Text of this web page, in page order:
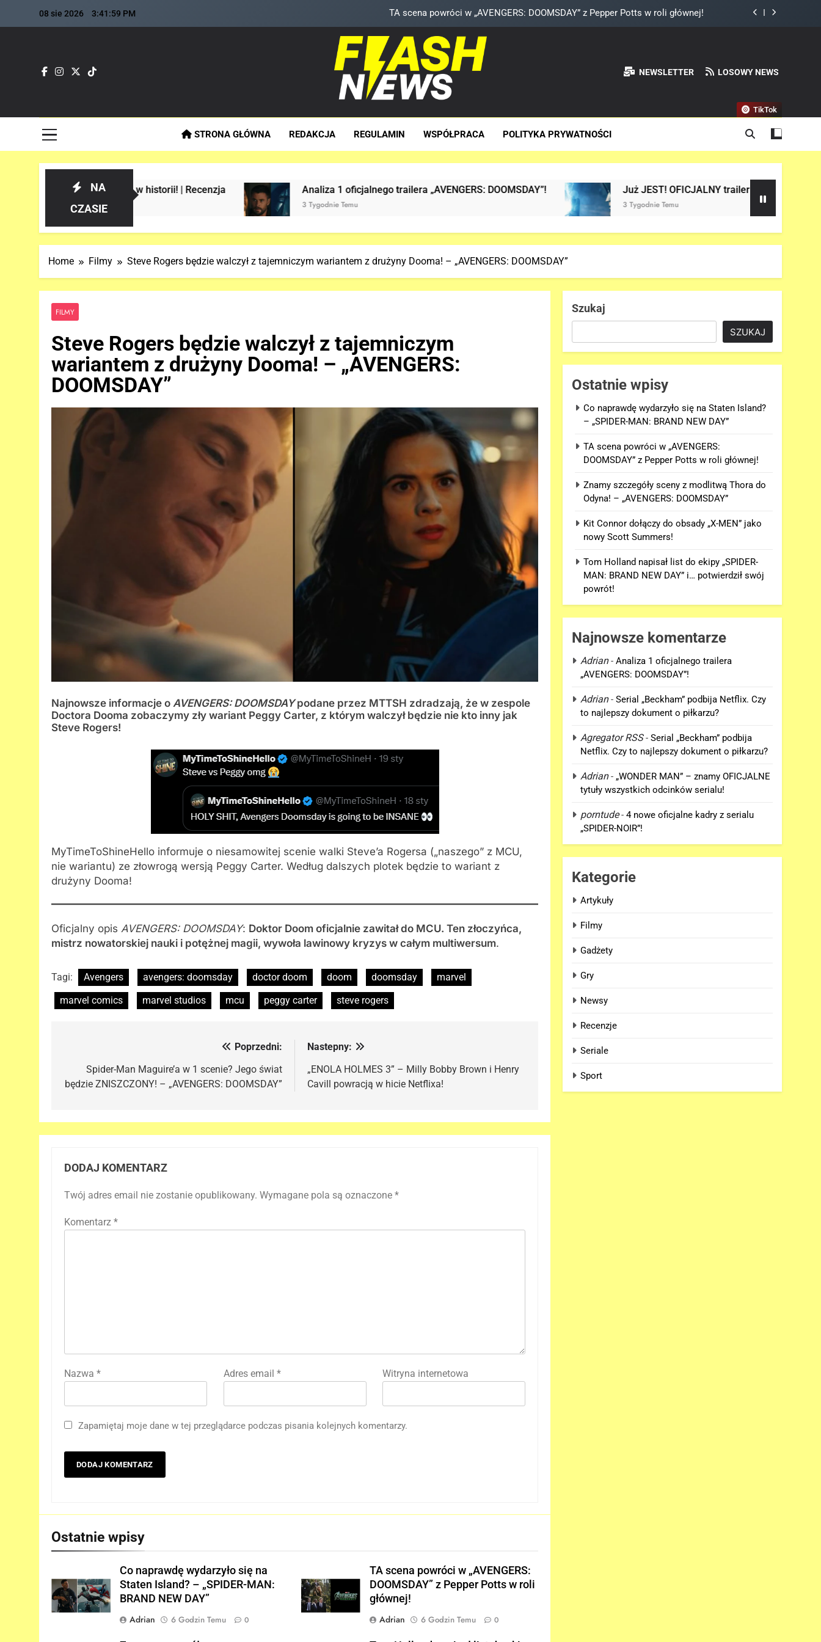
08 sie 2026 3:42:00 PM TA scena powróci w „AVENGERS: DOOMSDAY” z Pepper Potts w roli głównej!
Znamy szczegóły sceny z modlitwą Thora do Odyna! – „AVENGERS: DOOMSDAY”
Kit Connor dołączy do obsady „X-MEN” jako nowy Scott Summers!
Co naprawdę wydarzyło się na Staten Island? – „SPIDER-MAN: BRAND NEW DAY”
TA scena powróci w „AVENGERS: DOOMSDAY” z Pepper Potts w roli głównej!
Flash News
Najszybsza Dawka Newsów W Sieci
NEWSLETTER LOSOWY NEWS
STRONA GŁÓWNA REDAKCJA REGULAMIN WSPÓŁPRACA POLITYKA PRYWATNOŚCI
TikTok
NA
CZASIE
Spider-Manie w historii! | Recenzja Analiza 1 oficjalnego trailera „AVENGERS: DOOMSDAY”!
3 Tygodnie Temu
Już JEST! OFICJALNY trailer filmu „AVENGERS:
3 Tygodnie Temu
Home Filmy Steve Rogers będzie walczył z tajemniczym wariantem z drużyny Dooma! – „AVENGERS: DOOMSDAY”
FILMY
Steve Rogers będzie walczył z tajemniczym
wariantem z drużyny Dooma! – „AVENGERS:
DOOMSDAY”
Najnowsze informacje o AVENGERS: DOOMSDAYpodane przez MTTSH zdradzają, że w zespole
Doctora Dooma zobaczymy zły wariant Peggy Carter, z którym walczył będzie nie kto inny jak
Steve Rogers!
MyTimeToShineHello informuje o niesamowitej scenie walki Steve’a Rogersa („naszego” z MCU,
nie wariantu) ze złowrogą wersją Peggy Carter. Według dalszych plotek będzie to wariant z
drużyny Dooma!
Oficjalny opis AVENGERS: DOOMSDAY: Doktor Doom oficjalnie zawitał do MCU. Ten złoczyńca,
mistrz nowatorskiej nauki i potężnej magii, wywoła lawinowy kryzys w całym multiwersum.
Tagi: Avengers avengers: doomsday doctor doom doom doomsday
marvel
marvel comics
marvel studios mcu peggy carter steve rogers
wpisu
Poprzedni:
Spider-Man Maguire’a w 1 scenie? Jego świat
będzie ZNISZCZONY! – „AVENGERS: DOOMSDAY”
Nastepny:
„ENOLA HOLMES 3” – Milly Bobby Brown i Henry
Cavill powracją w hicie Netflixa!
DODAJ KOMENTARZ
Twój adres email nie zostanie opublikowany. Wymagane pola są oznaczone *
Komentarz *
Nazwa * Adres email * Witryna internetowa
Zapamiętaj moje dane w tej przeglądarce podczas pisania kolejnych komentarzy.
Ostatnie wpisy
Co naprawdę wydarzyło się na
Staten Island? – „SPIDER-MAN:
BRAND NEW DAY”
Adrian
6 Godzin Temu 0
TA scena powróci w „AVENGERS:
DOOMSDAY” z Pepper Potts w roli
głównej!
Adrian
6 Godzin Temu 0
Szukaj
SZUKAJ
Ostatnie wpisy
Co naprawdę wydarzyło się na Staten Island?
– „SPIDER-MAN: BRAND NEW DAY”
TA scena powróci w „AVENGERS:
DOOMSDAY” z Pepper Potts w roli głównej!
Znamy szczegóły sceny z modlitwą Thora do
Odyna! – „AVENGERS: DOOMSDAY”
Kit Connor dołączy do obsady „X-MEN” jako
nowy Scott Summers!
Tom Holland napisał list do ekipy „SPIDER-
MAN: BRAND NEW DAY” i… potwierdził swój
powrót!
Najnowsze komentarze
Adrian-Analiza 1 oficjalnego trailera
„AVENGERS: DOOMSDAY”!
Adrian-Serial „Beckham” podbija Netflix. Czy
to najlepszy dokument o piłkarzu?
Agregator RSS-Serial „Beckham” podbija
Netflix. Czy to najlepszy dokument o piłkarzu?
Adrian- „WONDER MAN” – znamy OFICJALNE
tytuły wszystkich odcinków serialu!
porntude-4 nowe oficjalne kadry z serialu
„SPIDER-NOIR”!
Kategorie
Artykuły
Filmy
Gadżety
Gry
Newsy
Recenzje
Seriale
Sport
Tom Holland napisał list do
ekipy „SPIDER-MAN: BRAND
6
Niesamowitego Spider-Mana
7
Znamy szczegóły roli
Deadpoola Ryan Reynoldsa w